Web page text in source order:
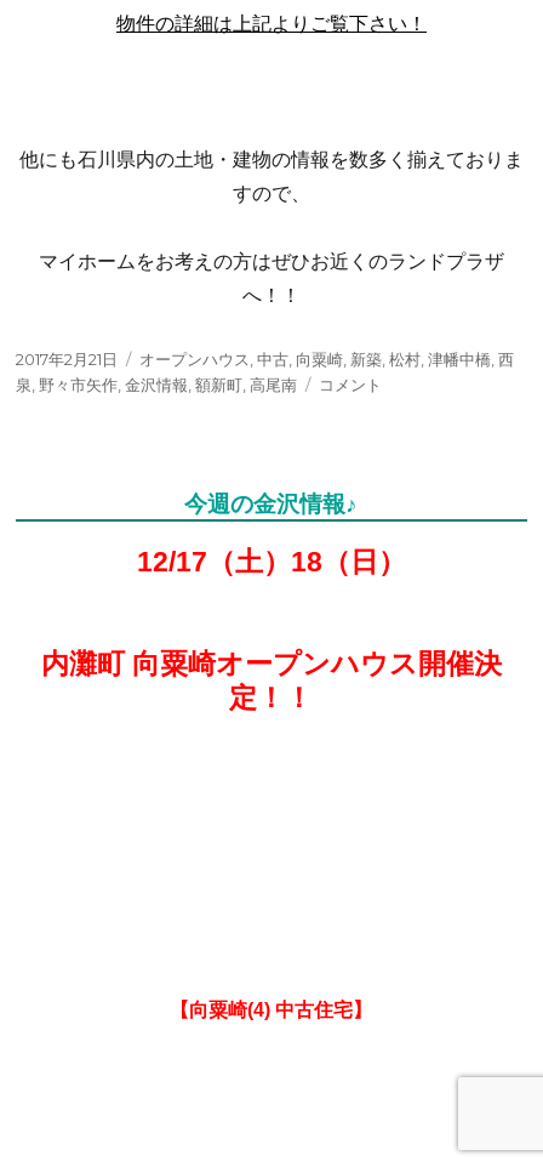
物件の詳細は上記よりご覧下さい！
他にも石川県内の土地・建物の情報を数多く揃えておりま
すので、
マイホームをお考えの方はぜひお近くのランドプラザ
へ！！
投
稿
2017年2月21日
タ
グ
オープンハウス ,中古 向粟崎 新築 ,松村 ,津幡中橋 ,西
泉 野々市矢作 ,金沢情報 ,額新町 ,高尾南
今
情
♪
コメント
今週の金沢情報♪
12/17（土）18（日）
内灘町 向粟崎オープンハウス開催決
定！！
画像クリックで詳細へ！！